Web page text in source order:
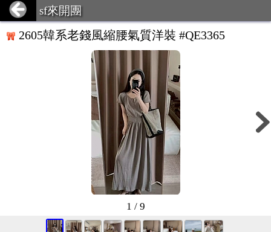
sf來開團
2605韓系老錢風縮腰氣質洋裝 #QE3365
1 / 9